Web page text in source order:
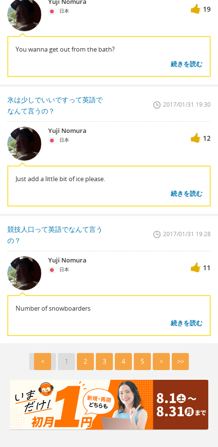
日本 19
You wanna get out from the bath?
続きを読む
氷は少しでいいですって英語で
なんて言うの？
2017/01/31 19:30
Yuji Nomura
日本 12
Just add a little bit of ice please.
続きを読む
競技人口って英語でなんて言う
の？
2017/01/31 19:28
Yuji Nomura
日本 11
Number of snowboarders
続きを読む
< 1 2 3 4 5 > >>